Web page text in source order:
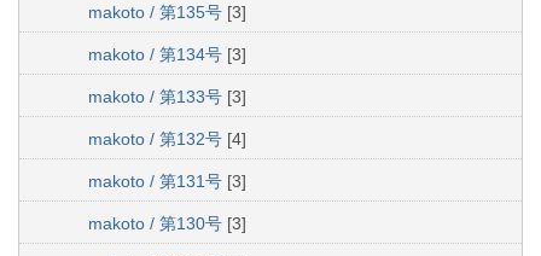
makoto / 第135号 [3]
makoto / 第134号 [3]
makoto / 第133号 [3]
makoto / 第132号 [4]
makoto / 第131号 [3]
makoto / 第130号 [3]